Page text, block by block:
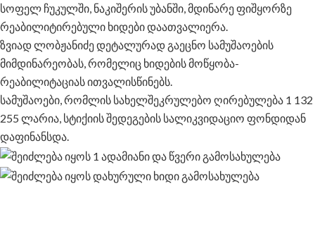
სოფელ ჩუკულში, ნაკიშერის უბანში, მდინარე ფიშყორზე
რეაბილიტირებული ხიდები დაათვალიერა.
ზვიად ლობჟანიძე დეტალურად გაეცნო სამუშაოების
მიმდინარეობას, რომელიც ხიდების მოწყობა-
რეაბილიტაციას ითვალისწინებს.
სამუშაოები, რომლის სახელშეკრულებო ღირებულება 1 132
255 ლარია, სტიქიის შედეგების სალიკვიდაციო ფონდიდან
დაფინანსდა.